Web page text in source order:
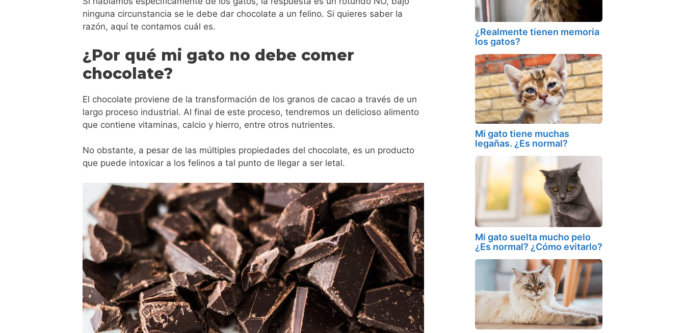
ninguna circunstancia se le debe dar chocolate a un felino. Si quieres saber la
razón, aquí te contamos cuál es.
¿Por qué mi gato no debe comer
chocolate?
El chocolate proviene de la transformación de los granos de cacao a través de un
largo proceso industrial. Al final de este proceso, tendremos un delicioso alimento
que contiene vitaminas, calcio y hierro, entre otros nutrientes.
No obstante, a pesar de las múltiples propiedades del chocolate, es un producto
que puede intoxicar a los felinos a tal punto de llegar a ser letal.
¿Realmente tienen memoria
los gatos?
Mi gato tiene muchas
legañas. ¿Es normal?
Mi gato suelta mucho pelo
¿Es normal? ¿Cómo evitarlo?